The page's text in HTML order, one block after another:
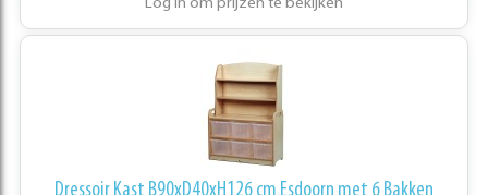
Log in om prijzen te bekijken